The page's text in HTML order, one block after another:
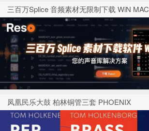
三百万Splice 音频素材无限制下载 WiN MAC
凤凰民乐大鼓 柏林铜管三套 PHOENIX